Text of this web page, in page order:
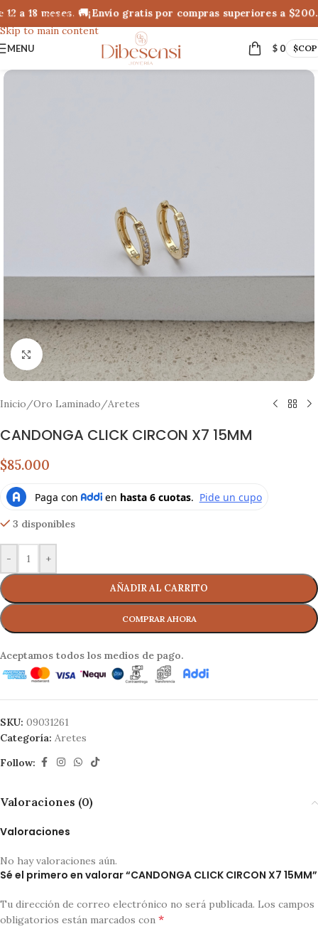
Skip to navigation
Skip to main content
a 18 meses. 🚚¡Envío gratis por compras superiores a
MENU $0 $COP
Click to enlarge
Inicio/Oro Laminado/Aretes
CANDONGA CLICK CIRCON X7 15MM
$85.000
3 disponibles
- +
AÑADIR AL CARRITO
Aceptamos todos los medios de pago.
SKU: 09031261
Categoría: Aretes
Follow:
Valoraciones (0)
Valoraciones
No hay valoraciones aún.
Sé el primero en valorar “CANDONGA CLICK CIRCON X7 15MM”
Tu dirección de correo electrónico no será publicada. Los campos
obligatorios están marcados con *